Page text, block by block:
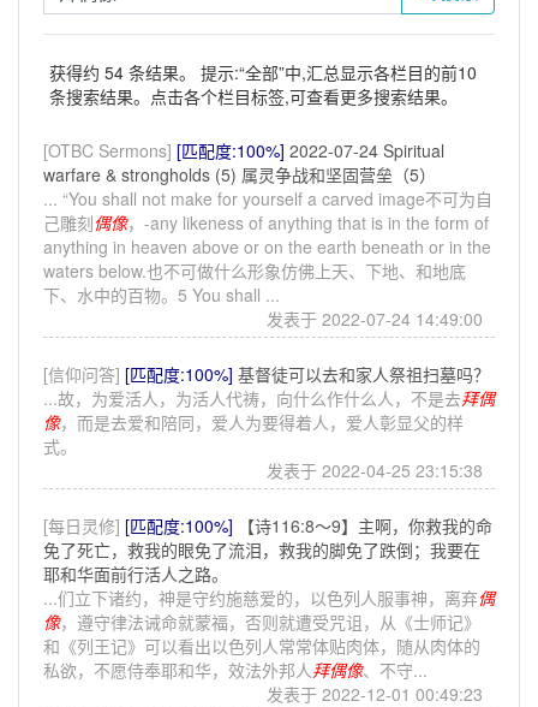
获得约 54 条结果。 提示:“全部”中,汇总显示各栏目的前10
条搜索结果。点击各个栏目标签,可查看更多搜索结果。
[OTBC Sermons] [匹配度:100%] 2022-07-24 Spiritual
warfare & strongholds (5) 属灵争战和坚固营垒（5）
... “You shall not make for yourself a carved image不可为自
己雕刻偶像，-any likeness of anything that is in the form of
anything in heaven above or on the earth beneath or in the
waters below.也不可做什么形象仿佛上天、下地、和地底
下、水中的百物。5 You shall ...
发表于 2022-07-24 14:49:00
[信仰问答] [匹配度:100%] 基督徒可以去和家人祭祖扫墓吗？
...故，为爱活人，为活人代祷，向什么作什么人，不是去拜偶
像，而是去爱和陪同，爱人为要得着人，爱人彰显父的样
式。
发表于 2022-04-25 23:15:38
[每日灵修] [匹配度:100%]
【诗116:8～9】主啊，你救我的命
免了死亡，救我的眼免了流泪，救我的脚免了跌倒；我要在
耶和华面前行活人之路。
...们立下诸约，神是守约施慈爱的，以色列人服事神，离弃偶
像，遵守律法诫命就蒙福，否则就遭受咒诅，从《士师记》
和《列王记》可以看出以色列人常常体贴肉体，随从肉体的
私欲，不愿侍奉耶和华，效法外邦人拜偶像、不守...
发表于 2022-12-01 00:49:23